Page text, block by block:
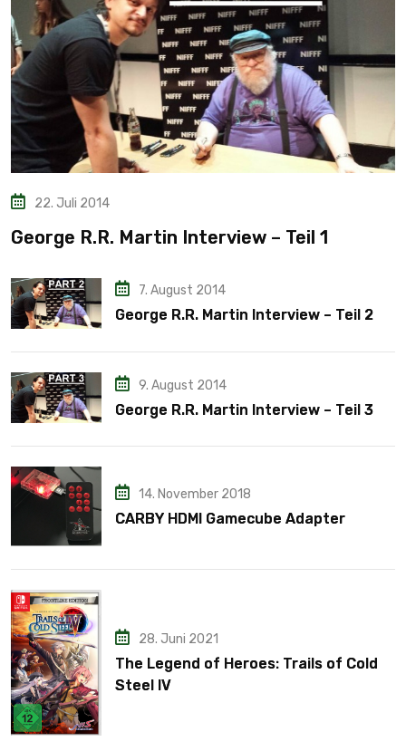
22. Juli 2014
George R.R. Martin Interview – Teil 1
7. August 2014
George R.R. Martin Interview – Teil 2
9. August 2014
George R.R. Martin Interview – Teil 3
14. November 2018
CARBY HDMI Gamecube Adapter
28. Juni 2021
The Legend of Heroes: Trails of Cold
Steel IV